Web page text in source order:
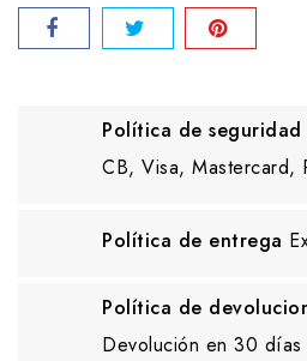
Política de seguridad
CB, Visa, Mastercard,
Política de entrega
Política de
Devolución en 30 días